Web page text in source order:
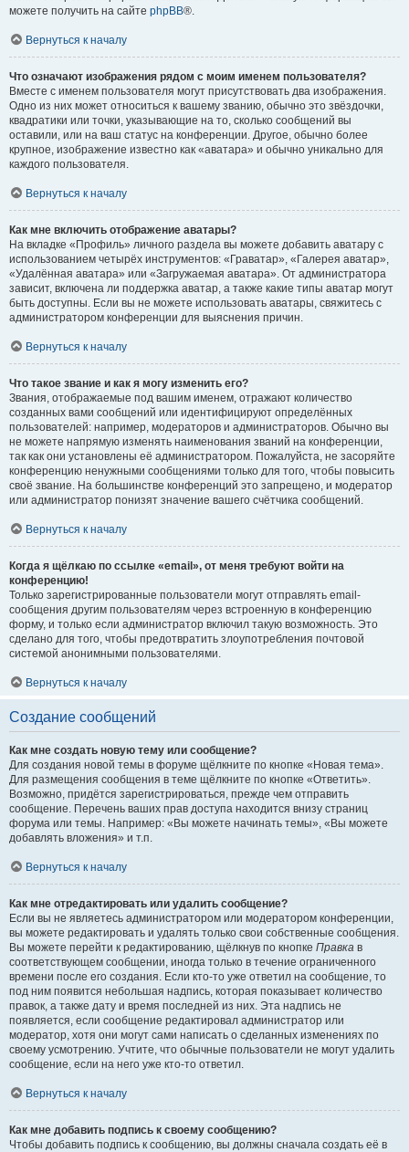
можете получить на сайте phpBB®.
Вернуться к началу
Что означают изображения рядом с моим именем пользователя?
Вместе с именем пользователя могут присутствовать два изображения.
Одно из них может относиться к вашему званию, обычно это звёздочки,
квадратики или точки, указывающие на то, сколько сообщений вы
оставили, или на ваш статус на конференции. Другое, обычно более
крупное, изображение известно как «аватара» и обычно уникально для
каждого пользователя.
Вернуться к началу
Как мне включить отображение аватары?
На вкладке «Профиль» личного раздела вы можете добавить аватару с
использованием четырёх инструментов: «Граватар», «Галерея аватар»,
«Удалённая аватара» или «Загружаемая аватара». От администратора
зависит, включена ли поддержка аватар, а также какие типы аватар могут
быть доступны. Если вы не можете использовать аватары, свяжитесь с
администратором конференции для выяснения причин.
Вернуться к началу
Что такое звание и как я могу изменить его?
Звания, отображаемые под вашим именем, отражают количество
созданных вами сообщений или идентифицируют определённых
пользователей: например, модераторов и администраторов. Обычно вы
не можете напрямую изменять наименования званий на конференции,
так как они установлены её администратором. Пожалуйста, не засоряйте
конференцию ненужными сообщениями только для того, чтобы повысить
своё звание. На большинстве конференций это запрещено, и модератор
или администратор понизят значение вашего счётчика сообщений.
Вернуться к началу
Когда я щёлкаю по ссылке «email», от меня требуют войти на
конференцию!
Только зарегистрированные пользователи могут отправлять email-
сообщения другим пользователям через встроенную в конференцию
форму, и только если администратор включил такую возможность. Это
сделано для того, чтобы предотвратить злоупотребления почтовой
системой анонимными пользователями.
Вернуться к началу
Создание сообщений
Как мне создать новую тему или сообщение?
Для создания новой темы в форуме щёлкните по кнопке «Новая тема».
Для размещения сообщения в теме щёлкните по кнопке «Ответить».
Возможно, придётся зарегистрироваться, прежде чем отправить
сообщение. Перечень ваших прав доступа находится внизу страниц
форума или темы. Например: «Вы можете начинать темы», «Вы можете
добавлять вложения» и т.п.
Вернуться к началу
Как мне отредактировать или удалить сообщение?
Если вы не являетесь администратором или модератором конференции,
вы можете редактировать и удалять только свои собственные сообщения.
Вы можете перейти к редактированию, щёлкнув по кнопке Правка в
соответствующем сообщении, иногда только в течение ограниченного
времени после его создания. Если кто-то уже ответил на сообщение, то
под ним появится небольшая надпись, которая показывает количество
правок, а также дату и время последней из них. Эта надпись не
появляется, если сообщение редактировал администратор или
модератор, хотя они могут сами написать о сделанных изменениях по
своему усмотрению. Учтите, что обычные пользователи не могут удалить
сообщение, если на него уже кто-то ответил.
Вернуться к началу
Как мне добавить подпись к своему сообщению?
Чтобы добавить подпись к сообщению, вы должны сначала создать её в